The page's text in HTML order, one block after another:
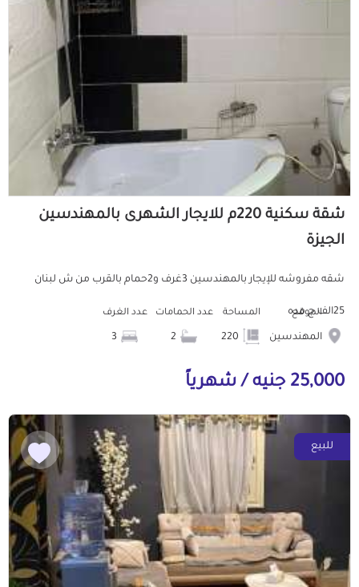
شقة سكنية 220م للايجار الشهرى بالمهندسين
الجيزة
شقه مفروشه للإيجار بالمهندسين 3غرف و2حمام بالقرب من ش لبنان
25الف ج مده الموقع
المهندسين
المساحة عدد الحمامات عدد الغرف
25,000 جنيه / شهرياً
للبيع